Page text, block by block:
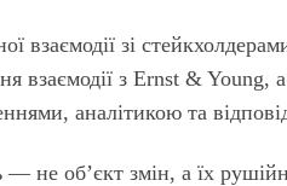
взаємодії зі
взаємодії з Ernst & Young,
аналітикою та
— не об’єкт змін, а їх